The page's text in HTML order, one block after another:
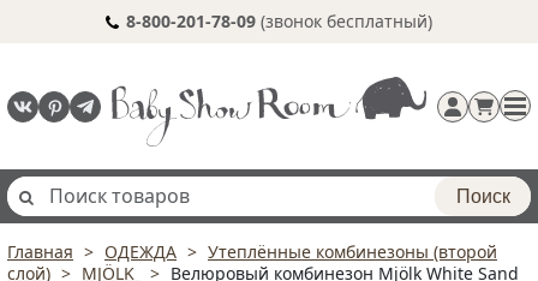
8-800-201-78-09 (звонок бесплатный)
Регистрация
Поиск
Главная ОДЕЖДА
Утеплённые комбинезоны (второй
слой)
MJÖLK Велюровый комбинезон Mjölk White Sand